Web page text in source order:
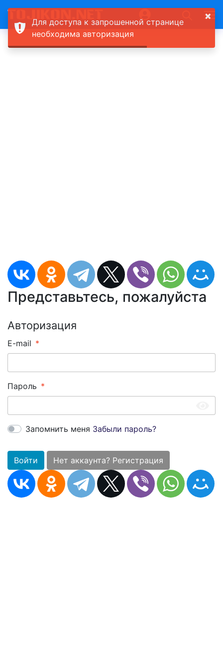
Представьтесь, пожалуйста
Авторизация
E-mail
Пароль
Запомнить меня Забыли пароль?
Войти Нет аккаунта? Регистрация
×
Для доступа к запрошенной странице
необходима авторизация